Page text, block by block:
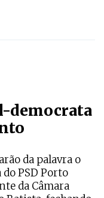
democrata
da palavra o
PSD Porto
da Câmara